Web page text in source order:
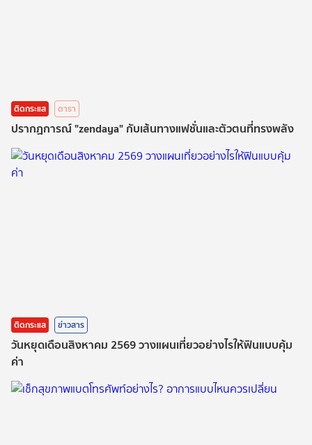
ติดกระแส ดารา
ปรากฏการณ์ "zendaya" กับเส้นทางแฟชั่นและตัวตนที่ทรงพลัง
ติดกระแส ข่าวสาร
วันหยุดเดือนสิงหาคม 2569 วางแผนเที่ยวอย่างไรให้ฟินแบบคุ้ม
ค่า